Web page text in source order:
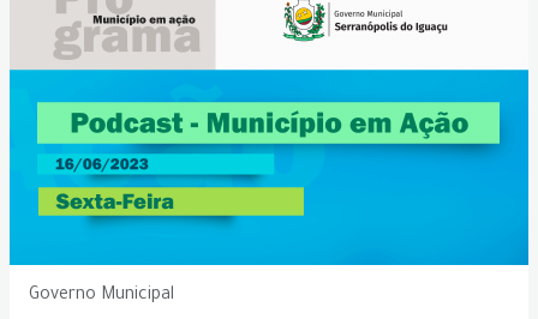
Governo Municipal